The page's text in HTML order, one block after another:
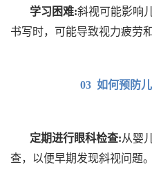
学习困难:斜视可能影响
书写时，可能导致视力疲劳
03 如何预防
定期进行眼科检查:从婴
查，以便早期发现斜视问题。